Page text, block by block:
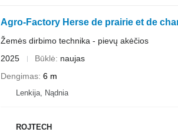
Agro-Factory Herse de prairie et de
Žemės dirbimo technika - pievų akėčios
2025
Būklė
naujas
Dengimas 6 m
Lenkija, Nądnia
ROJTECH